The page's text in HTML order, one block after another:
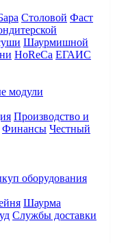
Столовой Фаст
Шаурмишной
HoReCa ЕГАИС
модули
Производство и
Финансы Честный
оборудования
Шаурма
Службы доставки